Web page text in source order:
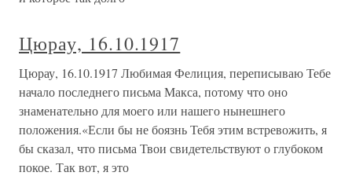
Цюрау, 16.10.1917
Цюрау, 16.10.1917 Любимая Фелиция, переписываю Тебе
начало последнего письма Макса, потому что оно
знаменательно для моего или нашего нынешнего
положения.«Если бы не боязнь Тебя этим встревожить, я
бы сказал, что письма Твои свидетельствуют о глубоком
покое. Так вот, я это